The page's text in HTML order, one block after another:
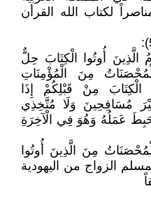
لكتاب الله القرأن
الَّذِينَ أُوتُوا الْكِتَابَ حِلٌّ
مِنَ الْمُؤْمِنَاتِ
مِنْ قَبْلِكُمْ إِذَا
مُسَافِحِينَ وَلَا مُتَّخِذِي
حَبِطَ عَمَلُهُ وَهُوَ فِي الْآخِرَةِ
مِنَ الَّذِينَ أُوتُوا
الزواج من اليهودية